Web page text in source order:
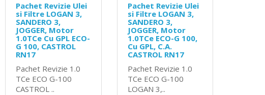
Pachet Revizie Ulei
si Filtre LOGAN 3,
SANDERO 3,
JOGGER, Motor
1.0TCe Cu GPL ECO-
G 100, CASTROL
RN17
Pachet Revizie 1.0
TCe ECO G-100
CASTROL ..
Pachet Revizie Ulei
si Filtre LOGAN 3,
SANDERO 3,
JOGGER, Motor
1.0TCe ECO-G 100,
Cu GPL, C.A.
CASTROL RN17
Pachet Revizie 1.0
TCe ECO G-100
LOGAN 3,..